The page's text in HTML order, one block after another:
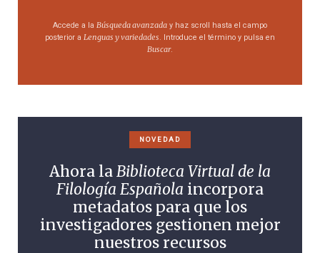
Accede a la Búsqueda avanzada y haz scroll hasta el campo
posterior a Lenguas y variedades. Introduce el término y pulsa en
Buscar.
NOVEDAD
Ahora laBiblioteca Virtual de la
Filología Española incorpora
metadatos para que los
investigadores gestionen mejor
nuestros recursos